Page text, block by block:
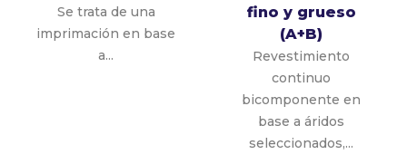
Se trata de una
imprimación en base
a...
fino y grueso
(A+B)
Revestimiento
continuo
bicomponente en
base a áridos
seleccionados,...